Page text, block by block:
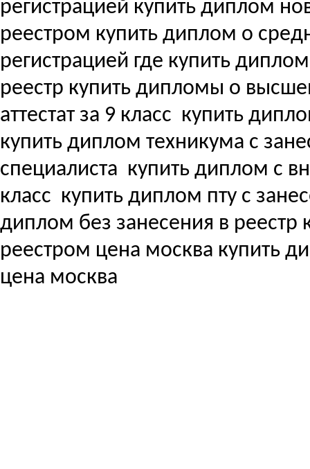
регистрацией купить диплом
реестром купить диплом о
регистрацией где купить
реестр купить дипломы о
аттестат за 9 класс купить
купить диплом техникума с
специалиста купить диплом с
класс купить диплом пту с
диплом без занесения в реестр
реестром цена москва купить
цена москва